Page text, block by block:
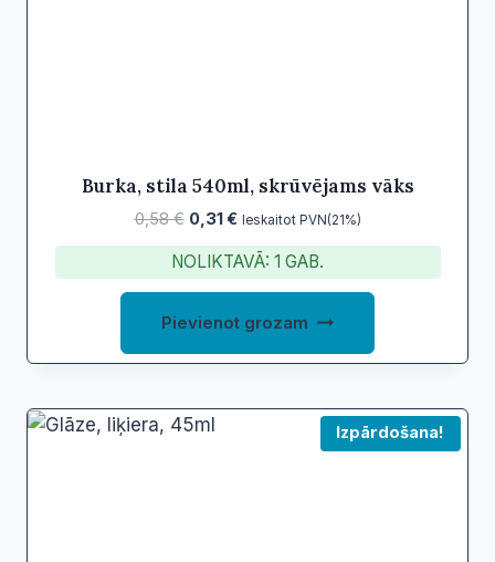
Burka, stila 540ml, skrūvējams vāks
0,58€ Original
price
was:
0,58 €.
0,31€Current
price
is:
0,31 €.
Ieskaitot PVN(21%)
NOLIKTAVĀ: 1 GAB.
Pievienot grozam
Izpārdošana!